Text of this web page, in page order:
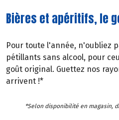
Bières et apéritifs, le
Pour toute l'année, n'oubliez
pétillants sans alcool, pour
goût original. Guettez nos
arrivent !*
*Selon disponibilité en magasin,